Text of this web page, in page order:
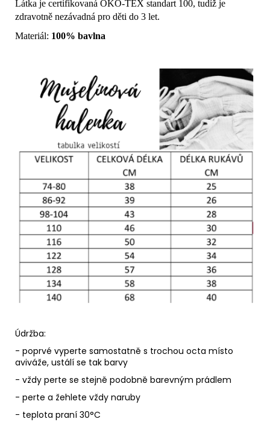
Látka je certifikovaná OKO-TEX standart 100, tudíž je
zdravotně nezávadná pro děti do 3 let.
Materiál: 100% bavlna
Údržba:
- poprvé vyperte samostatně s trochou octa místo
aviváže, ustálí se tak barvy
- vždy perte se stejně podobně barevným prádlem
- perte a žehlete vždy naruby
- teplota praní 30°C